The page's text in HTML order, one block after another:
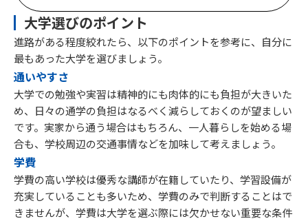
大学選びのポイント
進路がある程度絞れたら、以下のポイントを参考に、自分に
最もあった大学を選びましょう。
通いやすさ
大学での勉強や実習は精神的にも肉体的にも負担が大きいた
め、日々の通学の負担はなるべく減らしておくのが望ましい
です。実家から通う場合はもちろん、一人暮らしを始める場
合も、学校周辺の交通事情などを加味して考えましょう。
学費
学費の高い学校は優秀な講師が在籍していたり、学習設備が
充実していることも多いため、学費のみで判断することはで
きませんが、学費は大学を選ぶ際には欠かせない重要な条件